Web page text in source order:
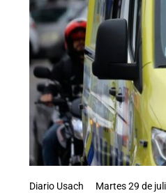
Diario Usach Martes 29 de